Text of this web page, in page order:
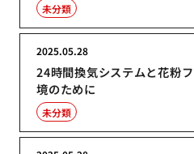
未分類
24時間換気システムと花粉
境のために
2025.05.28
未分類